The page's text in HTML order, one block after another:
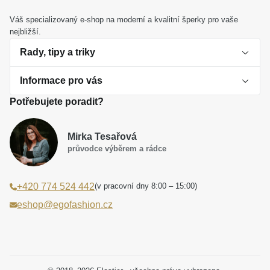
ženu s citem pro čistý design a trvalou hodnotu.
Váš specializovaný e-shop na moderní a kvalitní šperky pro vaše
nejbližší.
Rady, tipy a triky
O perlách
Jak vybrat perlový šperk
Dárková inspirace
Smaltované a korálkové šperky jako trend
Laboratorní diamanty jsou budoucnost
Informace pro vás
Obchodní podmínky
Reklamační řád
Poučení o právu na odstoupení od smlouvy
Podmínky slev a akčních nabídek
Potřebujete poradit?
Mirka Tesařová
průvodce výběrem a rádce
+420 774 524 442(v pracovní dny 8:00 – 15:00)
eshop@egofashion.cz